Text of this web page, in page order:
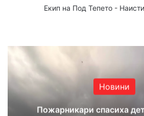
Екип на Под Тепето -
Новини
Пожарникари спасиха